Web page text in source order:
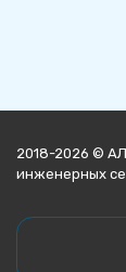
2018-2026 ©
инженерных